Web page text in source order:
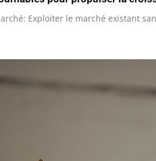
Exploiter le marché existant